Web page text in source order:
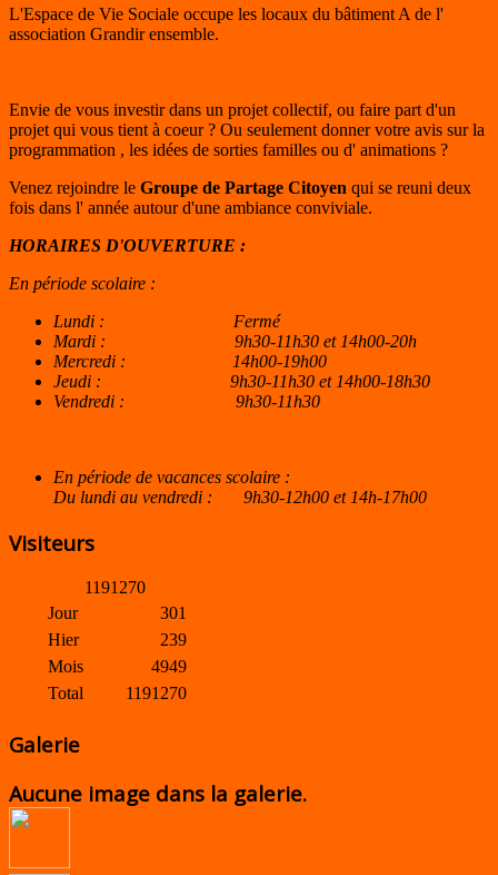
L'Espace de Vie Sociale occupe les locaux du bâtiment A de l'
association Grandir ensemble.
Envie de vous investir dans un projet collectif, ou faire part d'un
projet qui vous tient à coeur ? Ou seulement donner votre avis sur la
programmation , les idées de sorties familles ou d' animations ?
Venez rejoindre le Groupe de Partage Citoyen qui se reuni deux
fois dans l' année autour d'une ambiance conviviale.
HORAIRES D'OUVERTURE :
En période scolaire :
Lundi : Fermé
Mardi : 9h30-11h30 et 14h00-20h
Mercredi : 14h00-19h00
Jeudi : 9h30-11h30 et 14h00-18h30
Vendredi : 9h30-11h30
En période de vacances scolaire :
Du lundi au vendredi : 9h30-12h00 et 14h-17h00
Visiteurs
1191 270
Jour
Hier
Mois
Total
301
239
4949
1191270
Galerie
Aucune image dans la galerie.